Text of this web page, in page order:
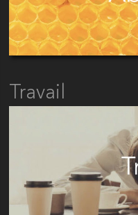
Travail